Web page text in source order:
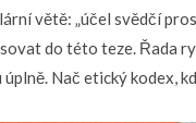
větě: „účel svědčí
do této teze. Řada
Nač etický kodex,